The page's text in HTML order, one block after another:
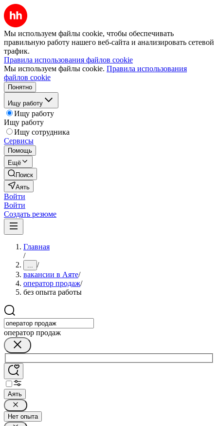
Мы используем файлы cookie, чтобы обеспечивать
правильную работу нашего веб-сайта и анализировать сетевой
трафик.
Правила использования файлов cookie
Мы используем файлы cookie. Правила использования
файлов cookie
Понятно
Ищу работу
Ищу работу
Ищу работу
Ищу сотрудника
Сервисы
Помощь
Ещё
Поиск
Аять
Войти
Войти
Создать резюме
Главная
/
... /
вакансии в Аяте/
оператор продаж/
без опыта работы
оператор продаж
Аять
Нет опыта